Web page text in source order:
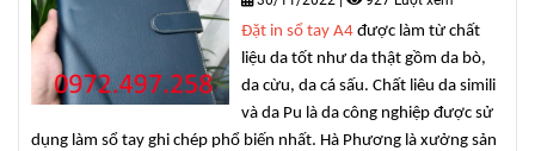
Đặt in sổ tay A4được làm từ chất
liệu da tốt như da thật gồm da bò,
da cừu, da cá sấu. Chất liêu da simili
và da Pu là da công nghiệp được sử
dụng làm sổ tay ghi chép phổ biến nhất. Hà Phương là xưởng sản